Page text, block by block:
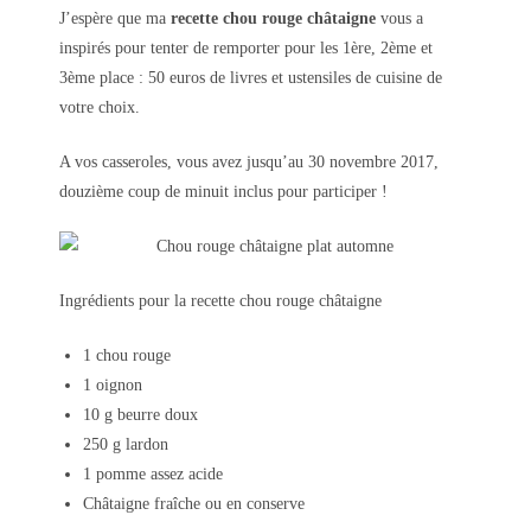
J’espère que ma recette chou rouge châtaigne vous a
inspirés pour tenter de remporter pour les 1ère, 2ème et
3ème place : 50 euros de livres et ustensiles de cuisine de
votre choix.
A vos casseroles, vous avez jusqu’au 30 novembre 2017,
douzième coup de minuit inclus pour participer !
Ingrédients pour la recette chou rouge châtaigne
1 chou rouge
1 oignon
10 g beurre doux
250 g lardon
1 pomme assez acide
Châtaigne fraîche ou en conserve